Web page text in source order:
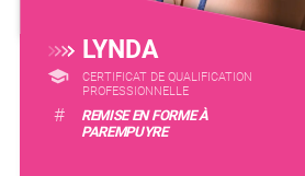
LYNDA
CERTIFICAT DE QUALIFICATION
PROFESSIONNELLE
#
REMISE EN FORME À
PAREMPUYRE